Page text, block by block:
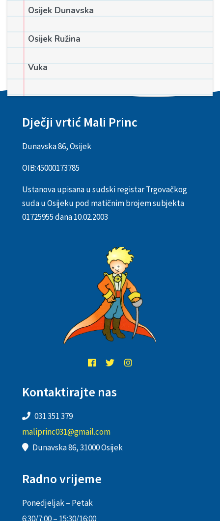
Osijek Dunavska
Osijek Ružina
Vuka
Dječji vrtić Mali Princ
Dunavska 86, Osijek
OIB:45000173785
Ustanova upisana u sudski registar Trgovačkog
suda u Osijeku pod matičnim brojem subjekta
01725955 dana 10.02.2003
Kontaktirajte nas
031 351 379
maliprinc031@gmail.com
Dunavska 86, 31000 Osijek
Radno vrijeme
Ponedjeljak – Petak
6:30/7:00 – 15:30/16:00